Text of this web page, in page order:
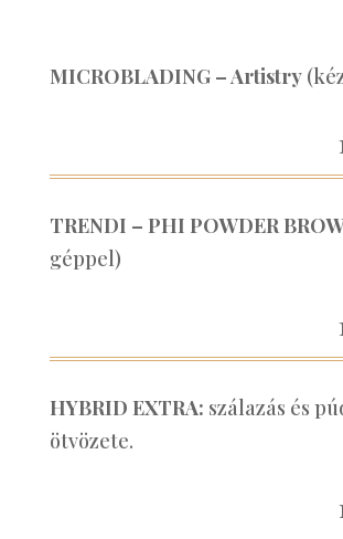
MICROBLADING – Artistry
TRENDI – PHI POWDER
géppel)
HYBRID EXTRA: szálazás és
ötvözete.